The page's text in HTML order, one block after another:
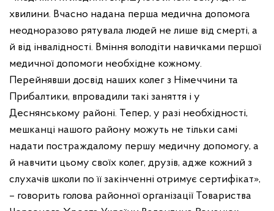
хвилини. Вчасно надана перша медична допомога
неодноразово рятувала людей не лише від смерті, а
й від інвалідності. Вміння володіти навичками першої
медичної допомоги необхідне кожному.
Перейнявши досвід наших колег з Німеччини та
Прибалтики, впровадили такі заняття і у
Деснянському районі. Тепер, у разі необхідності,
мешканці нашого району можуть не тільки самі
надати постраждалому першу медичну допомогу, а
й навчити цьому своїх колег, друзів, адже кожний з
слухачів школи по її закінченні отримує сертифікат»,
– говорить голова районної організації Товариства